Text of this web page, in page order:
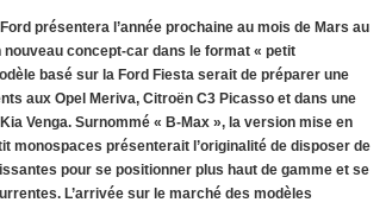
présentera l’année prochaine au mois de Mars au
nouveau concept-car dans le format « petit
basé sur la Ford Fiesta serait de préparer une
aux Opel Meriva, Citroën C3 Picasso et dans une
Venga. Surnommé « B-Max », la version mise en
monospaces présenterait l’originalité de disposer de
pour se positionner plus haut de gamme et se
L’arrivée sur le marché des modèles